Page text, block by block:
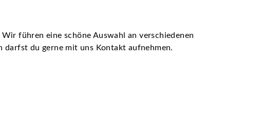
führen eine schöne Auswahl an verschiedenen
darfst du gerne mit uns Kontakt aufnehmen.